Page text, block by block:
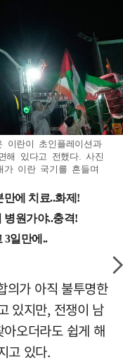
이란이 초인플레이션과
해 있다고 전했다. 사진
이란 국기를 흔들며
의가 아직 불투명한
있지만, 전쟁이 남
오더라도 쉽게 해
고 있다.